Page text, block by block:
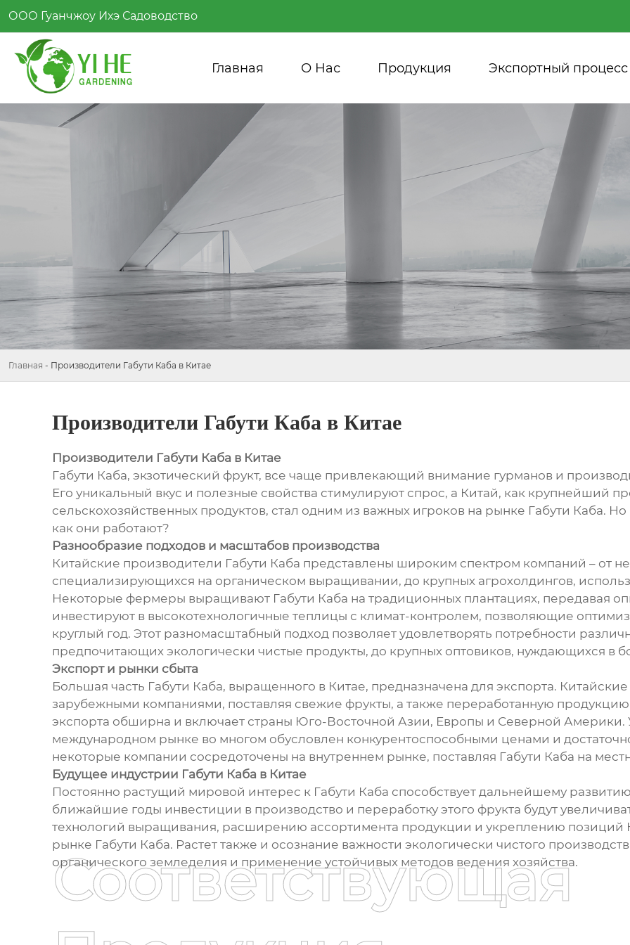
ООО Гуанчжоу Ихэ Садоводство
Главная О Нас Продукция Экспортный процесс
Главная - Производители Габути Каба в Китае
Производители Габути Каба в Китае
Производители Габути Каба в Китае
Габути Каба, экзотический фрукт, все чаще привлекающий внимание гурманов и
Его уникальный вкус и полезные свойства стимулируют спрос, а Китай, как крупнейший
сельскохозяйственных продуктов, стал одним из важных игроков на рынке Габути Каба.
как они работают?
Разнообразие подходов и масштабов производства
Китайские производители Габути Каба представлены широким спектром компаний – от
специализирующихся на органическом выращивании, до крупных агрохолдингов,
Некоторые фермеры выращивают Габути Каба на традиционных плантациях, передавая
инвестируют в высокотехнологичные теплицы с климат-контролем, позволяющие
круглый год. Этот разномасштабный подход позволяет удовлетворять потребности
предпочитающих экологически чистые продукты, до крупных оптовиков, нуждающихся в
Экспорт и рынки сбыта
Большая часть Габути Каба, выращенного в Китае, предназначена для экспорта.
зарубежными компаниями, поставляя свежие фрукты, а также переработанную
экспорта обширна и включает страны Юго-Восточной Азии, Европы и Северной Америки.
международном рынке во многом обусловлен конкурентоспособными ценами и
некоторые компании сосредоточены на внутреннем рынке, поставляя Габути Каба на
Будущее индустрии Габути Каба в Китае
Постоянно растущий мировой интерес к Габути Каба способствует дальнейшему
ближайшие годы инвестиции в производство и переработку этого фрукта будут
технологий выращивания, расширению ассортимента продукции и укреплению позиций
рынке Габути Каба. Растет также и осознание важности экологически чистого
органического земледелия и применение устойчивых методов ведения хозяйства.
Соответствующая